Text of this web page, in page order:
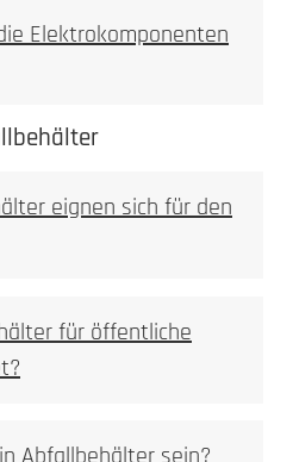
Elektrokomponenten
aber immer
vornehmen zu
Sie bei Wallboxen,
Betriebsanleitung!
oder Wallboxvorbereitung
eignen sich für den
für öffentliche